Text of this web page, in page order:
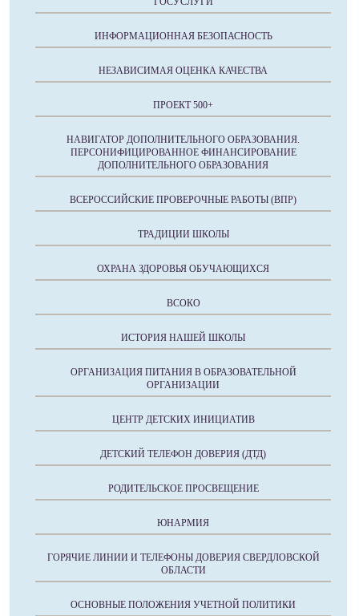
ИНФОРМАЦИОННАЯ БЕЗОПАСНОСТЬ
НЕЗАВИСИМАЯ ОЦЕНКА КАЧЕСТВА
ПРОЕКТ 500+
НАВИГАТОР ДОПОЛНИТЕЛЬНОГО ОБРАЗОВАНИЯ.
ПЕРСОНИФИЦИРОВАННОЕ ФИНАНСИРОВАНИЕ
ДОПОЛНИТЕЛЬНОГО ОБРАЗОВАНИЯ
ВСЕРОССИЙСКИЕ ПРОВЕРОЧНЫЕ РАБОТЫ (ВПР)
ТРАДИЦИИ ШКОЛЫ
ОХРАНА ЗДОРОВЬЯ ОБУЧАЮЩИХСЯ
ВСОКО
ИСТОРИЯ НАШЕЙ ШКОЛЫ
ОРГАНИЗАЦИЯ ПИТАНИЯ В ОБРАЗОВАТЕЛЬНОЙ
ОРГАНИЗАЦИИ
ЦЕНТР ДЕТСКИХ ИНИЦИАТИВ
ДЕТСКИЙ ТЕЛЕФОН ДОВЕРИЯ (ДТД)
РОДИТЕЛЬСКОЕ ПРОСВЕЩЕНИЕ
ЮНАРМИЯ
ГОРЯЧИЕ ЛИНИИ И ТЕЛЕФОНЫ ДОВЕРИЯ СВЕРДЛОВСКОЙ
ОБЛАСТИ
ОСНОВНЫЕ ПОЛОЖЕНИЯ УЧЕТНОЙ ПОЛИТИКИ